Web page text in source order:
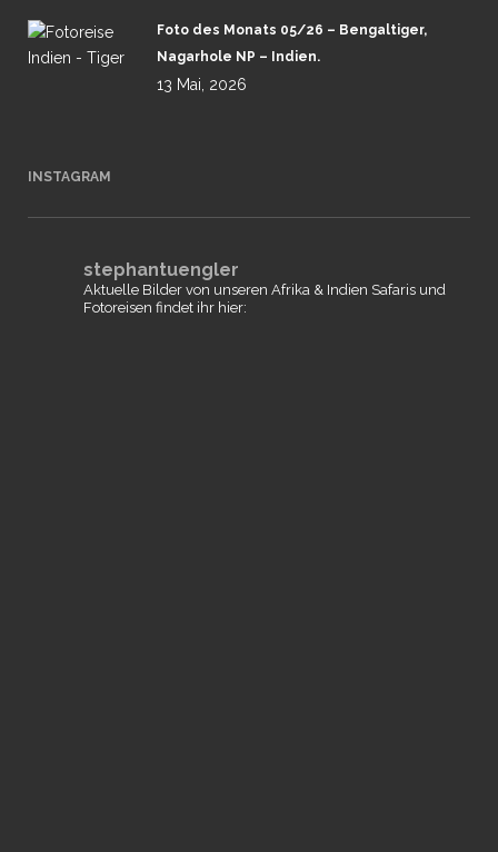
Foto des Monats 05/26 – Bengaltiger,
Nagarhole NP – Indien.
13 Mai, 2026
INSTAGRAM
stephantuengler
Aktuelle Bilder von unseren Afrika & Indien Safaris und
Fotoreisen findet ihr hier: